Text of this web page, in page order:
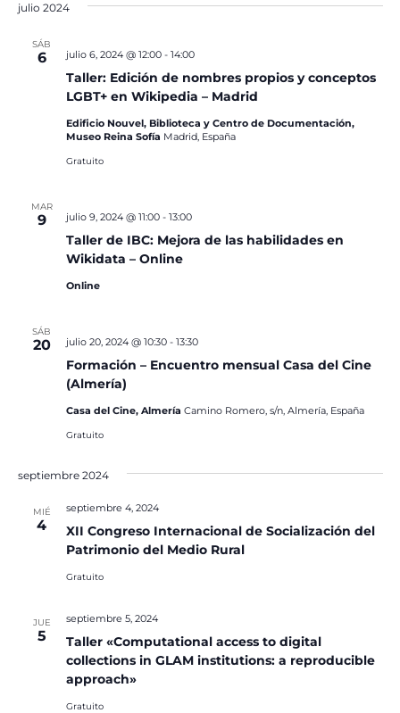
julio 2024
SÁB
6
Taller: Edición de nombres propios y conceptos
LGBT+ en Wikipedia – Madrid
julio 6, 2024 @ 12:00- 14:00
Edificio Nouvel, Biblioteca y Centro de Documentación,
Museo Reina Sofía Madrid, España
Gratuito
MAR
9
Taller de IBC: Mejora de las habilidades en
Wikidata – Online
julio 9, 2024 @ 11:00- 13:00
Online
SÁB
20
Formación – Encuentro mensual Casa del Cine
(Almería)
julio 20, 2024 @ 10:30- 13:30
Casa del Cine, Almería Camino Romero, s/n, Almería, España
Gratuito
septiembre 2024
MIÉ
4
XII Congreso Internacional de Socialización del
Patrimonio del Medio Rural
septiembre 4, 2024
Gratuito
JUE
5
Taller «Computational access to digital
collections in GLAM institutions: a reproducible
approach»
septiembre 5, 2024
Gratuito